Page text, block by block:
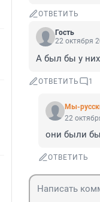
ОТВЕТИТЬ
Гость
22 октября
А был бы у них
ОТВЕТИТЬ 1
Мы-
22
они были
ОТВЕТИТЬ